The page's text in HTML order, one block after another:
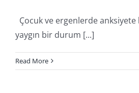
Çocuk ve ergenlerde
yaygın bir durum [...]
Read More